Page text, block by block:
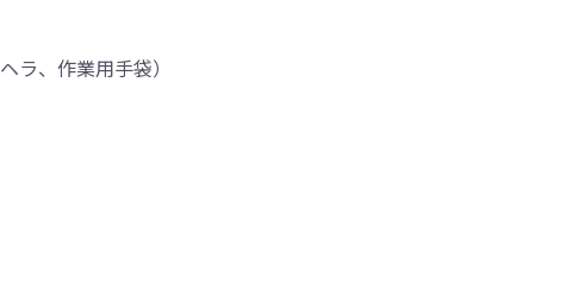
、作業用手袋）